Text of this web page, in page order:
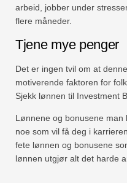
arbeid, jobber under
flere måneder.
Tjene mye penger
Det er ingen tvil om at
motiverende faktoren for
Sjekk lønnen til Investment
Lønnene og bonusene man
noe som vil få deg i
fete lønnen og bonusene
lønnen utgjør alt det harde